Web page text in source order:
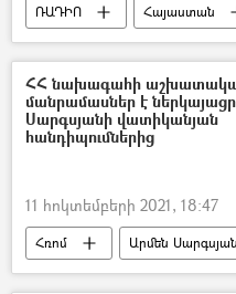
ՌԱԴԻՈ Հայաստան
Ադրբեջան
Ամենայն Հայոց կաթողիկոս
Ղարաբաղյան
առաջնորդ
ՀՀ նախագահի
մանրամասներ է
Սարգսյանի վատիկանյան
հանդիպումներից
11 հոկտեմբերի 2021, 18:47
Հռոմ
Արմեն Սարգսյան